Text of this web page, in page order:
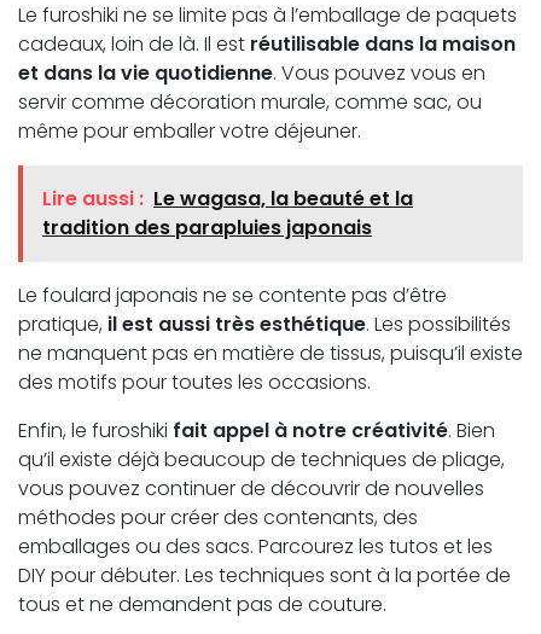
Le furoshiki ne se limite pas à l’emballage de paquets
cadeaux, loin de là. Il est réutilisable dans la maison
et dans la vie quotidienne. Vous pouvez vous en
servir comme décoration murale, comme sac, ou
même pour emballer votre déjeuner.
Lire aussi : Le wagasa, la beauté et la
tradition des parapluies japonais
Le foulard japonais ne se contente pas d’être
pratique, il est aussi très esthétique. Les possibilités
ne manquent pas en matière de tissus, puisqu’il existe
des motifs pour toutes les occasions.
Enfin, le furoshiki fait appel à notre créativité. Bien
qu’il existe déjà beaucoup de techniques de pliage,
vous pouvez continuer de découvrir de nouvelles
méthodes pour créer des contenants, des
emballages ou des sacs. Parcourez les tutos et les
DIY pour débuter. Les techniques sont à la portée de
tous et ne demandent pas de couture.